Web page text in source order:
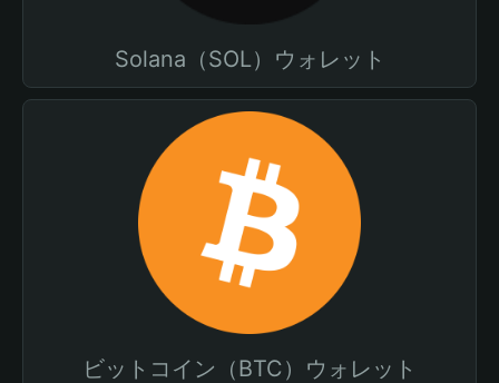
Solana（SOL）ウォレット
ビットコイン（BTC）ウォレット